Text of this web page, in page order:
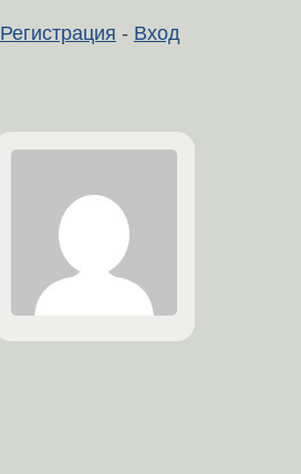
Регистрация - Вход